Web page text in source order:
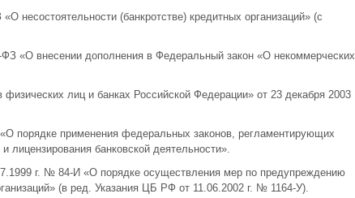
несостоятельности (банкротстве) кредитных организаций» (с
«О внесении дополнения в Федеральный закон «О некоммерческих
лиц и банках Российской Федерации» от 23 декабря 2003
порядке применения федеральных законов, регламентирующих
лицензирования банковской деятельности».
г. № 84-И «О порядке осуществления мер по предупреждению
(в ред. Указания ЦБ РФ от 11.06.2002 г. № 1164-У).